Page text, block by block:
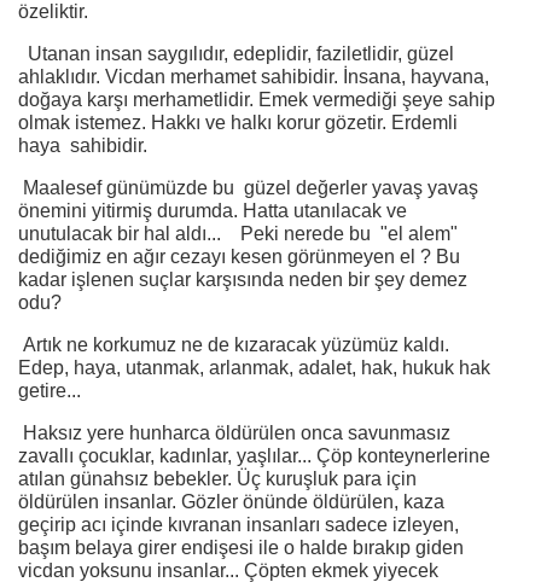
özeliktir.
Utanan insan saygılıdır, edeplidir, faziletlidir, güzel
ahlaklıdır. Vicdan merhamet sahibidir. İnsana, hayvana,
doğaya karşı merhametlidir. Emek vermediği şeye sahip
olmak istemez. Hakkı ve halkı korur gözetir. Erdemli
haya sahibidir.
Maalesef günümüzde bu güzel değerler yavaş yavaş
önemini yitirmiş durumda. Hatta utanılacak ve
unutulacak bir hal aldı... Peki nerede bu "el alem"
dediğimiz en ağır cezayı kesen görünmeyen el ? Bu
kadar işlenen suçlar karşısında neden bir şey demez
odu?
Artık ne korkumuz ne de kızaracak yüzümüz kaldı.
Edep, haya, utanmak, arlanmak, adalet, hak, hukuk hak
getire...
Haksız yere hunharca öldürülen onca savunmasız
zavallı çocuklar, kadınlar, yaşlılar... Çöp konteynerlerine
atılan günahsız bebekler. Üç kuruşluk para için
öldürülen insanlar. Gözler önünde öldürülen, kaza
geçirip acı içinde kıvranan insanları sadece izleyen,
başım belaya girer endişesi ile o halde bırakıp giden
vicdan yoksunu insanlar... Çöpten ekmek yiyecek